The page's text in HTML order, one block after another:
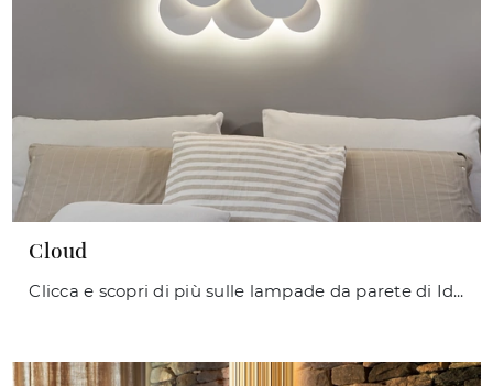
Cloud
Clicca e scopri di più sulle lampade da parete di Ideal Lux: il modello Cloud in metallo ti sta aspettando!